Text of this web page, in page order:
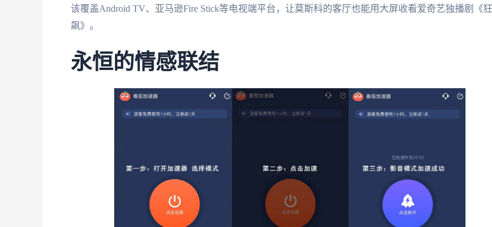
该覆盖Android TV、亚马逊Fire Stick等电视端平台，让莫斯科的客厅也能用大屏收看爱奇艺独播剧《狂
飙》。
永恒的情感联结